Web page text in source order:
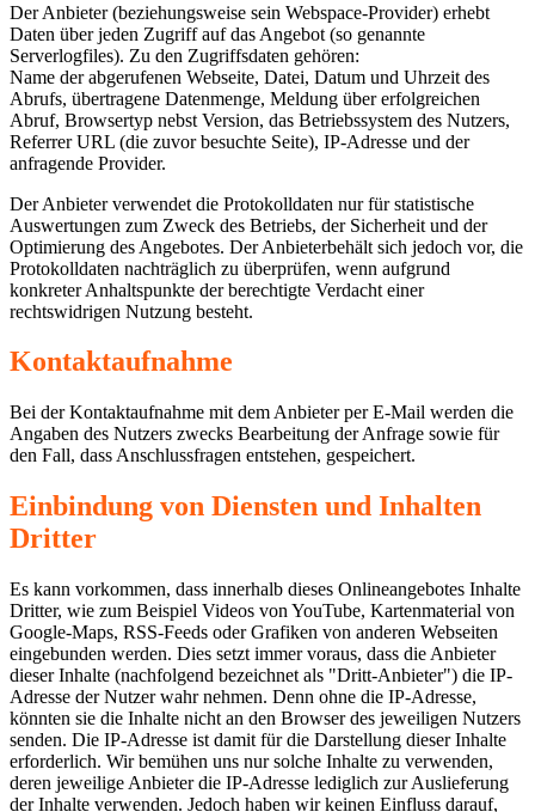
Der Anbieter (beziehungsweise sein Webspace-Provider) erhebt
Daten über jeden Zugriff auf das Angebot (so genannte
Serverlogfiles). Zu den Zugriffsdaten gehören:
Name der abgerufenen Webseite, Datei, Datum und Uhrzeit des
Abrufs, übertragene Datenmenge, Meldung über erfolgreichen
Abruf, Browsertyp nebst Version, das Betriebssystem des Nutzers,
Referrer URL (die zuvor besuchte Seite), IP-Adresse und der
anfragende Provider.
Der Anbieter verwendet die Protokolldaten nur für statistische
Auswertungen zum Zweck des Betriebs, der Sicherheit und der
Optimierung des Angebotes. Der Anbieterbehält sich jedoch vor, die
Protokolldaten nachträglich zu überprüfen, wenn aufgrund
konkreter Anhaltspunkte der berechtigte Verdacht einer
rechtswidrigen Nutzung besteht.
Kontaktaufnahme
Bei der Kontaktaufnahme mit dem Anbieter per E-Mail werden die
Angaben des Nutzers zwecks Bearbeitung der Anfrage sowie für
den Fall, dass Anschlussfragen entstehen, gespeichert.
Einbindung von Diensten und Inhalten
Dritter
Es kann vorkommen, dass innerhalb dieses Onlineangebotes Inhalte
Dritter, wie zum Beispiel Videos von YouTube, Kartenmaterial von
Google-Maps, RSS-Feeds oder Grafiken von anderen Webseiten
eingebunden werden. Dies setzt immer voraus, dass die Anbieter
dieser Inhalte (nachfolgend bezeichnet als "Dritt-Anbieter") die IP-
Adresse der Nutzer wahr nehmen. Denn ohne die IP-Adresse,
könnten sie die Inhalte nicht an den Browser des jeweiligen Nutzers
senden. Die IP-Adresse ist damit für die Darstellung dieser Inhalte
erforderlich. Wir bemühen uns nur solche Inhalte zu verwenden,
deren jeweilige Anbieter die IP-Adresse lediglich zur Auslieferung
der Inhalte verwenden. Jedoch haben wir keinen Einfluss darauf,